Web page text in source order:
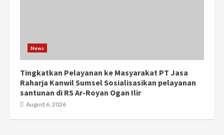
News
Tingkatkan Pelayanan ke Masyarakat PT Jasa
Raharja Kanwil Sumsel Sosialisasikan pelayanan
santunan di RS Ar-Royan Ogan Ilir
August 6, 2026